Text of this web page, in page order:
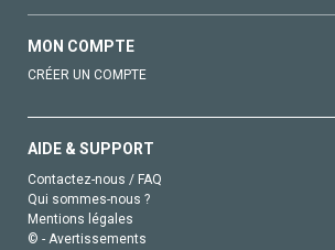
MON COMPTE
CRÉER UN COMPTE
AIDE & SUPPORT
Contactez-nous / FAQ
Qui sommes-nous ?
Mentions légales
© - Avertissements